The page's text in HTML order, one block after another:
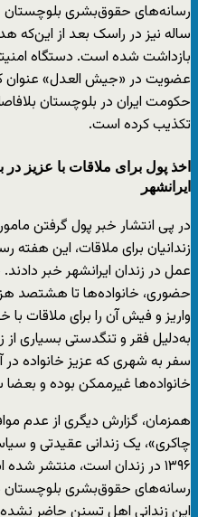
ساله نیز در راسک بعد از این‌که
بازداشت شده است. دستگاه
عضویت در «جیش العدل» عنوان
حکومت ایران در بلوچستان
تکذیب کرده است.
اخذ پول برای ملاقات با عزیز
ایرانشهر
در پی انتشار خبر پول گرفتن
زندانیان برای ملاقات، این
عمل در زندان ایرانشهر خبر
حضوری، خانواده‌ها تا هشتصد
واریز و فیش آن را برای ملاقات
به‌دلیل فقر و تنگدستی بسیاری از
سفر به شهری که عزیز خانواده در
خانواده‌ها غیرممکن بوده و
همزمان، گزارش دیگری از عدم
چاکری»، یک زندانی عقیدتی و
۱۳۹۶ در زندان است، منتشر
رسانه‌های حقوق‌بشری
این زندانی اهل تسنن حاضر